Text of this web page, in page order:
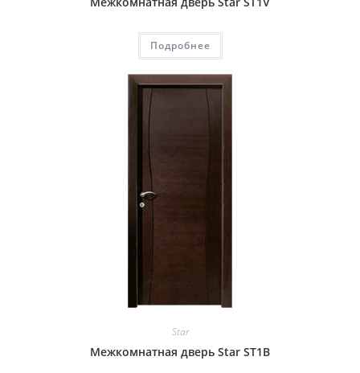
Подробнее
Star
Межкомнатная дверь Star ST1B